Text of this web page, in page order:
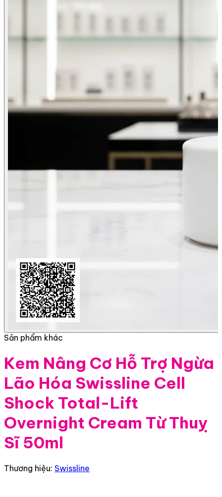
Sản phẩm khác
Kem Nâng Cơ Hỗ Trợ Ngừa
Lão Hóa Swissline Cell
Shock Total-Lift
Overnight Cream Từ Thuỵ
Sĩ 50ml
Thương hiệu: Swissline